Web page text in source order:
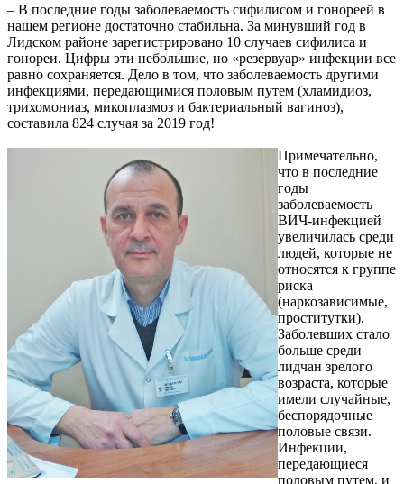
– В последние годы заболеваемость сифилисом и гонореей в
нашем регионе достаточно стабильна. За минувший год в
Лидском районе зарегистрировано 10 случаев сифилиса и
гонореи. Цифры эти небольшие, но «резервуар» инфекции все
равно сохраняется. Дело в том, что заболеваемость другими
инфекциями, передающимися половым путем (хламидиоз,
трихомониаз, микоплазмоз и бактериальный вагиноз),
составила 824 случая за 2019 год!
Примечательно,
что в последние
годы
заболеваемость
ВИЧ-инфекцией
увеличилась среди
людей, которые не
относятся к группе
риска
(наркозависимые,
проститутки).
Заболевших стало
больше среди
лидчан зрелого
возраста, которые
имели случайные,
беспорядочные
половые связи.
Инфекции,
передающиеся
половым путем, и